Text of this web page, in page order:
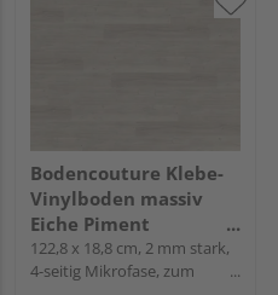
Bodencouture Klebe-
Vinylboden massiv
Eiche Piment
Landhausdiele - living
122,8 x 18,8 cm, 2 mm stark,
4-seitig Mikrofase, zum